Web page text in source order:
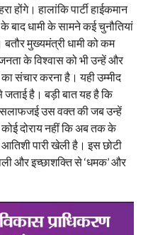
होंगे। हालांकि पार्टी हाईकमान
बाद धामी के सामने कई चुनौतियां
मुख्यमंत्री धामी को कम
के विश्वास को भी उन्हें और
संचार करना है। यही उम्मीद
जताई है। बड़ी बात यह है कि
उस वक्त की जब उन्हें
दोराय नहीं कि अब तक के
पारी खेली है। इस छोटी
और इच्छाशक्ति से ‘धमक’ और